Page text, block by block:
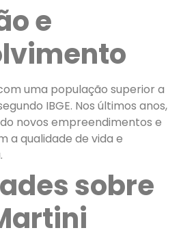
e
uma população superior a
IBGE. Nos últimos anos,
novos empreendimentos e
a qualidade de vida e
sobre